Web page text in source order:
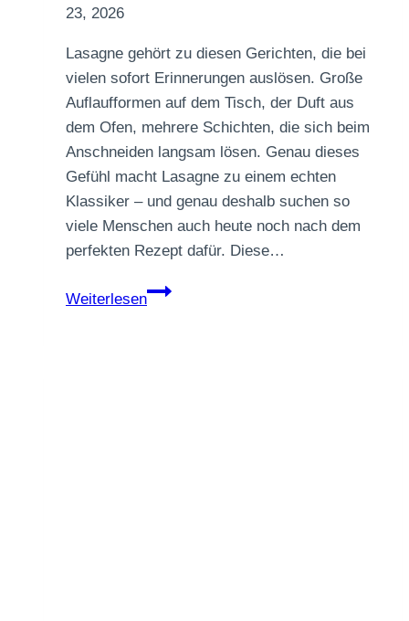
23, 2026
Lasagne gehört zu diesen Gerichten, die bei
vielen sofort Erinnerungen auslösen. Große
Auflaufformen auf dem Tisch, der Duft aus
dem Ofen, mehrere Schichten, die sich beim
Anschneiden langsam lösen. Genau dieses
Gefühl macht Lasagne zu einem echten
Klassiker – und genau deshalb suchen so
viele Menschen auch heute noch nach dem
perfekten Rezept dafür. Diese…
Weiterlesen
Vegane